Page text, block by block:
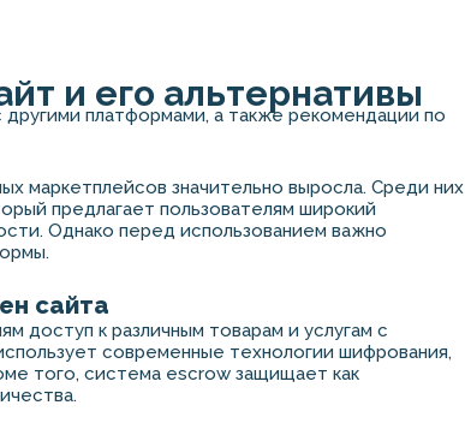
и его альтернативы
платформами, а также рекомендации по
маркетплейсов значительно выросла. Среди них
предлагает пользователям широкий
Однако перед использованием важно
сайта
доступ к различным товарам и услугам с
современные технологии шифрования,
того, система escrow защищает как